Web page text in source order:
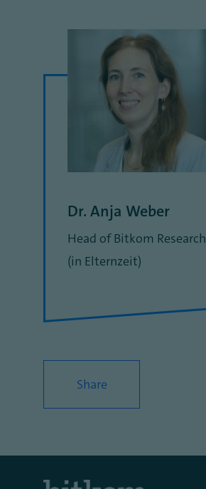
Dr. Anja Weber
Head of Bitkom Research
(in Elternzeit)
Share